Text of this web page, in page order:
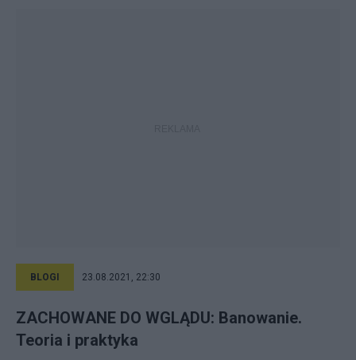
BLOGI 23.08.2021, 22:30
ZACHOWANE DO WGLĄDU: Banowanie.
Teoria i praktyka